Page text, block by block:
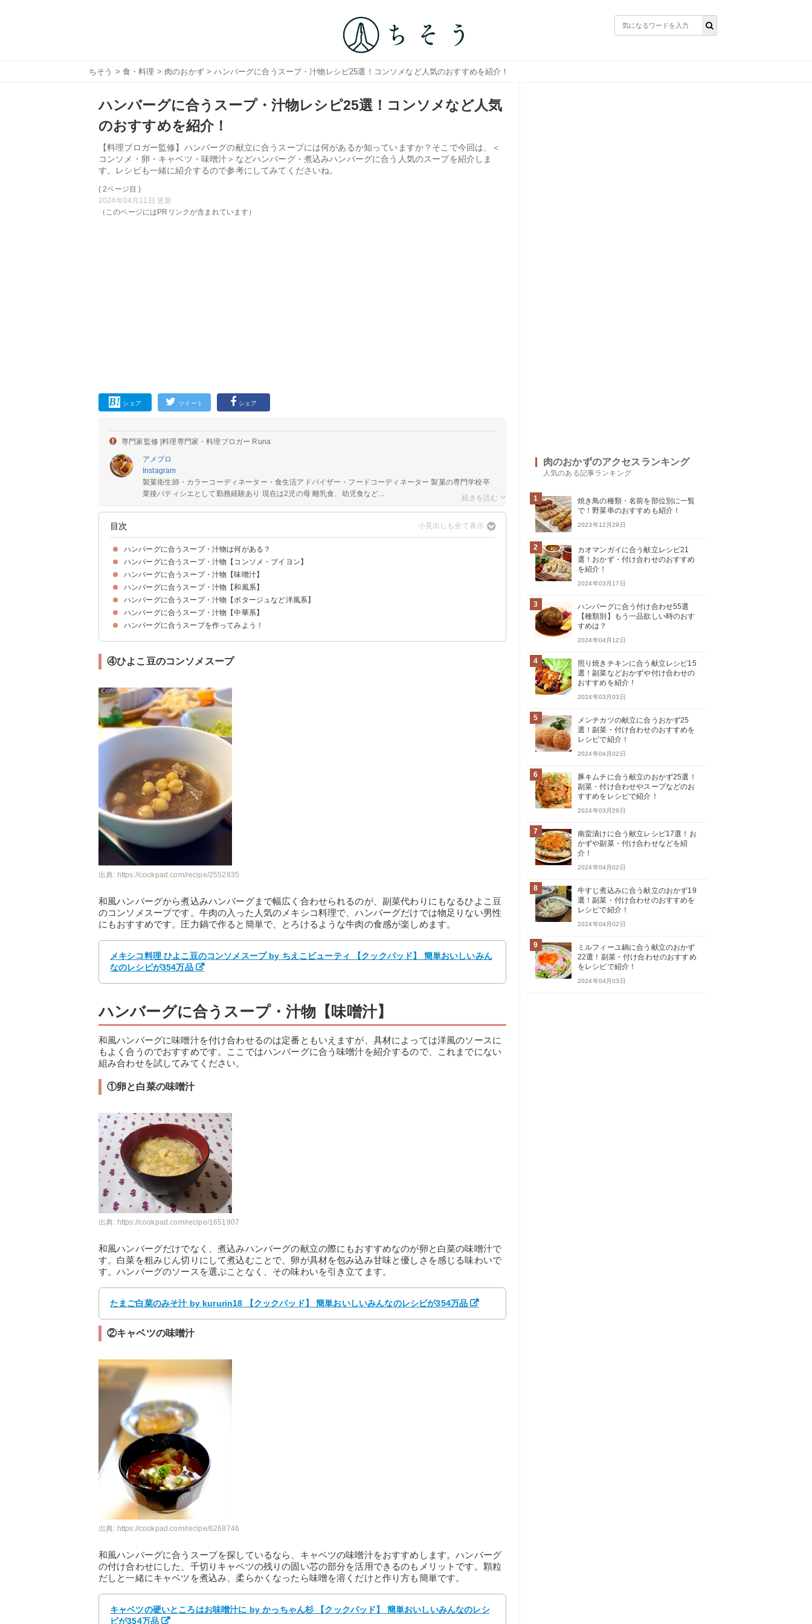
ちそう > 食・料理 > 肉のおかず> ハンバーグに合うスープ・汁物レシピ25選！コンソメなど人気のおすすめを紹介！
ハンバーグに合うスープ・汁物レシピ25選！コンソメなど人気
のおすすめを紹介！
【料理ブロガー監修】ハンバーグの献立に合うスープには何があるか知っていますか？そこで今回は、＜
コンソメ・卵・キャベツ・味噌汁＞などハンバーグ・煮込みハンバーグに合う人気のスープを紹介しま
す。レシピも一緒に紹介するので参考にしてみてくださいね。
( 2ページ目 )
2024年04月11日 更新
（このページにはPRリンクが含まれています）
シェア ツイート シェア
専門家監修 |料理専門家・料理ブロガー Runa
アメブロ
Instagram
製菓衛生師・カラーコーディネーター・食生活アドバイザー・フードコーディネーター 製菓の専門学校卒
業後パティシエとして勤務経験あり 現在は2児の母 離乳食、幼児食など...
目次
ハンバーグに合うスープ・汁物は何がある？
ハンバーグに合うスープ・汁物【コンソメ・ブイヨン】
①オニオンスープ
②にんにくスープ
③ブロッコリーとトマトのスープ
④ひよこ豆のコンソメスープ
ハンバーグに合うスープ・汁物【味噌汁】
①卵と白菜の味噌汁
②キャベツの味噌汁
③豚汁
④コーンと玉ねぎの味噌汁
⑤さつまいもと玉ねぎの味噌汁
ハンバーグに合うスープ・汁物【和風系】
①白菜と卵の和風コンソメスープ
②もやしのかきたま汁
③大根としいたけの和風スープ
ハンバーグに合うスープ・汁物【ポタージュなど洋風系】
①コーンスープ
②たらこのクリームスープ
③かぼちゃのポタージュ
④ほうれん草のポタージュ
⑤カリフラワーのポタージュ
⑥クラムチャウダー
⑦ミネストローネ
ハンバーグに合うスープ・汁物【中華系】
①もずくスープ
②豆腐と春菊の中華スープ
③春雨スープ
④ネギとチャーシューのスープ
⑤中華風卵スープ
ハンバーグに合うスープを作ってみよう！
④ひよこ豆のコンソメスープ
出典: https://cookpad.com/recipe/2552835
和風ハンバーグから煮込みハンバーグまで幅広く合わせられるのが、副菜代わりにもなるひよこ豆
のコンソメスープです。牛肉の入った人気のメキシコ料理で、ハンバーグだけでは物足りない男性
にもおすすめです。圧力鍋で作ると簡単で、とろけるような牛肉の食感が楽しめます。
メキシコ料理 ひよこ豆のコンソメスープ by ちえこビューティ 【クックパッド】 簡単おいしいみん
なのレシピが354万品
ハンバーグに合うスープ・汁物【味噌汁】
和風ハンバーグに味噌汁を付け合わせるのは定番ともいえますが、具材によっては洋風のソースに
もよく合うのでおすすめです。ここではハンバーグに合う味噌汁を紹介するので、これまでにない
組み合わせを試してみてください。
①卵と白菜の味噌汁
出典: https://cookpad.com/recipe/1651907
和風ハンバーグだけでなく、煮込みハンバーグの献立の際にもおすすめなのが卵と白菜の味噌汁で
す。白菜を粗みじん切りにして煮込むことで、卵が具材を包み込み甘味と優しさを感じる味わいで
す。ハンバーグのソースを選ぶことなく、その味わいを引き立てます。
たまご白菜のみそ汁 by kururin18 【クックパッド】 簡単おいしいみんなのレシピが354万品
②キャベツの味噌汁
出典: https://cookpad.com/recipe/6268746
和風ハンバーグに合うスープを探しているなら、キャベツの味噌汁をおすすめします。ハンバーグ
の付け合わせにした、千切りキャベツの残りの固い芯の部分を活用できるのもメリットです。顆粒
だしと一緒にキャベツを煮込み、柔らかくなったら味噌を溶くだけと作り方も簡単です。
キャベツの硬いところはお味噌汁に by かっちゃん杉 【クックパッド】 簡単おいしいみんなのレシ
ピが354万品
肉のおかずのアクセスランキング
人気のある記事ランキング
1
焼き鳥の種類・名前を部位別に一覧
で！野菜串のおすすめも紹介！
2023年12月29日
2
カオマンガイに合う献立レシピ21
選！おかず・付け合わせのおすすめ
を紹介！
2024年03月17日
3
ハンバーグに合う付け合わせ55選
【種類別】もう一品欲しい時のおす
すめは？
2024年04月12日
4
照り焼きチキンに合う献立レシピ15
選！副菜などおかずや付け合わせの
おすすめを紹介！
2024年03月03日
5
メンチカツの献立に合うおかず25
選！副菜・付け合わせのおすすめを
レシピで紹介！
2024年04月02日
6
豚キムチに合う献立のおかず25選！
副菜・付け合わせやスープなどのお
すすめをレシピで紹介！
2024年03月29日
7
南蛮漬けに合う献立レシピ17選！お
かずや副菜・付け合わせなどを紹
介！
2024年04月02日
8
牛すじ煮込みに合う献立のおかず19
選！副菜・付け合わせのおすすめを
レシピで紹介！
2024年04月02日
9
ミルフィーユ鍋に合う献立のおかず
22選！副菜・付け合わせのおすすめ
をレシピで紹介！
2024年04月03日